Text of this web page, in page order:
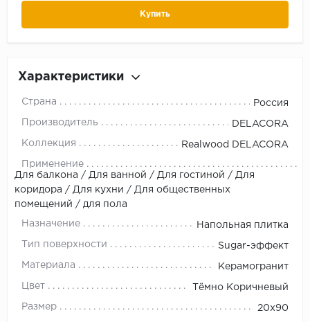
Купить
Характеристики
Страна Россия
Производитель DELACORA
Коллекция Realwood DELACORA
Применение
Для балкона / Для ванной / Для гостиной / Для
коридора / Для кухни / Для общественных
помещений / для пола
Назначение Напольная плитка
Тип поверхности Sugar-эффект
Материала Керамогранит
Цвет Тёмно Коричневый
Размер 20х90